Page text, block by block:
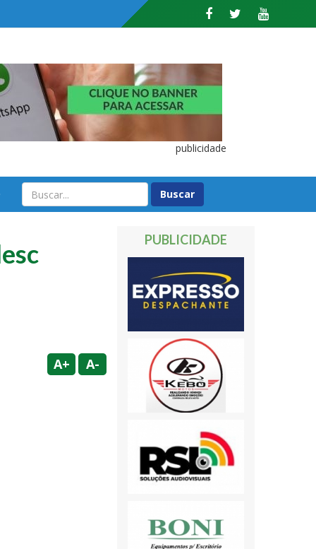
publicidade
A+ A-
PUBLICIDADE